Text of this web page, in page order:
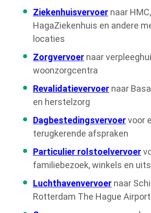
Ziekenhuisvervoer naar HMC,
HagaZiekenhuis en andere
locaties
Zorgvervoer naar
woonzorgcentra
Revalidatievervoer naar
en herstelzorg
Dagbestedingsvervoervoor
terugkerende afspraken
Particulier rolstoelvervoer
familiebezoek, winkels en
Luchthavenvervoer naar
Rotterdam The Hague Airport